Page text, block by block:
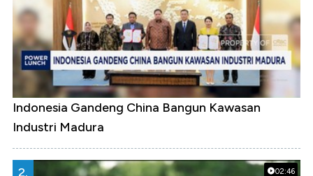
Indonesia Gandeng China Bangun Kawasan
Industri Madura
02:46
2.